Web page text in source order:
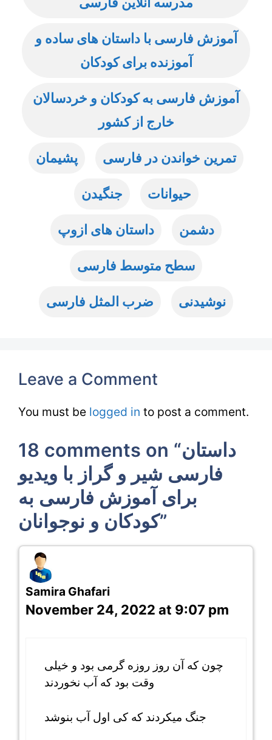
آموزش فارسی با داستان های ساده و
آموزنده برای کودکان
آموزش فارسی به کودکان و خردسالان
خارج از کشور
پشیمان تمرین خواندن در فارسی
جنگیدن حیوانات
داستان های ازوپ دشمن
سطح متوسط فارسی
ضرب المثل فارسی نوشیدنی
Leave a Comment
You must be logged in to post a comment.
18 comments on “داستان
فارسی شیر و گراز با ویدیو
برای آموزش فارسی به
کودکان و نوجوانان”
Samira Ghafari
November 24, 2022 at 9:07 pm
چون که آن روز روزه گرمی بود و خیلی
وقت بود که آب نخوردند
جنگ میکردند که کی اول آب بنوشد